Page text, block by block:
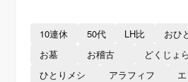
10連休 50代 LH比
おひ
お墓
お稽古
どくじょ
ひとりメシ
アラフィフ